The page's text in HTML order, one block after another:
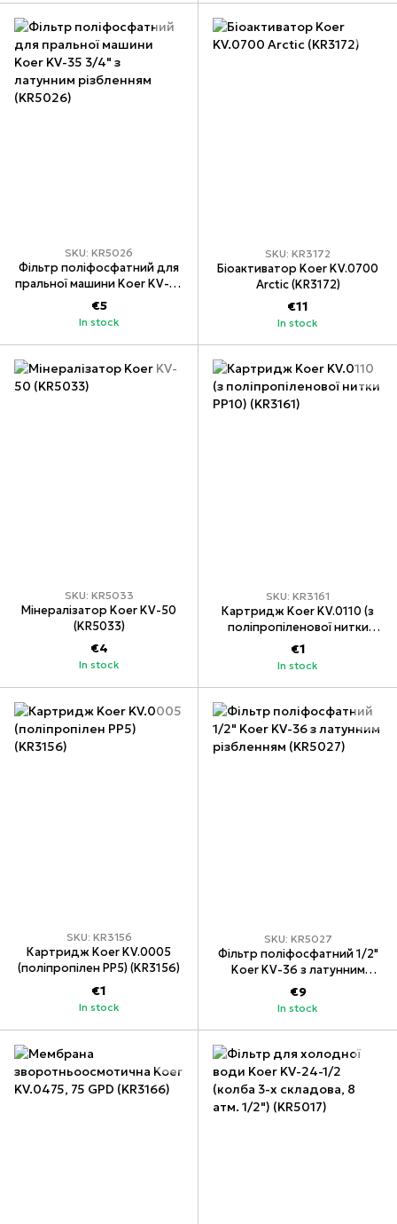
SKU: KR5026
Фільтр поліфосфатний для
пральної машини Koer KV-35
3/4" з латунним різбленням
(KR5026)
€5
In stock
SKU: KR3172
Біоактиватор Koer KV.0700
Arctic (KR3172)
€11
In stock
SKU: KR5033
Мінералізатор Koer KV-50
(KR5033)
€4
In stock
SKU: KR3161
Картридж Koer KV.0110 (з
поліпропіленової нитки
PP10) (KR3161)
€1
In stock
SKU: KR3156
Картридж Koer KV.0005
(поліпропілен PP5) (KR3156)
€1
In stock
SKU: KR5027
Фільтр поліфосфатний 1/2"
Koer KV-36 з латунним
різбленням (KR5027)
€9
In stock